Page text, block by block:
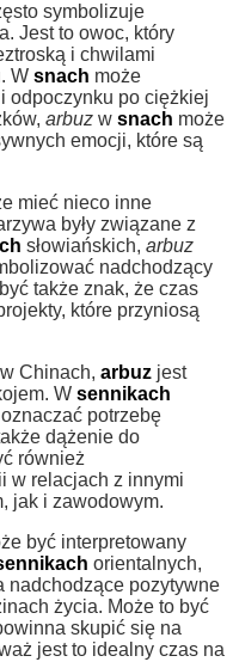
symbolizuje
Jest to owoc, który
i chwilami
W snach może
odpoczynku po ciężkiej
arbuz w snach może
emocji, które są
mieć nieco inne
były związane z
słowiańskich, arbuz
nadchodzący
także znak, że czas
które przyniosą
Chinach, arbuz jest
W sennikach
potrzebę
dążenie do
również
w relacjach z innymi
jak i zawodowym.
być interpretowany
orientalnych,
nadchodzące pozytywne
życia. Może to być
skupić się na
jest to idealny czas na